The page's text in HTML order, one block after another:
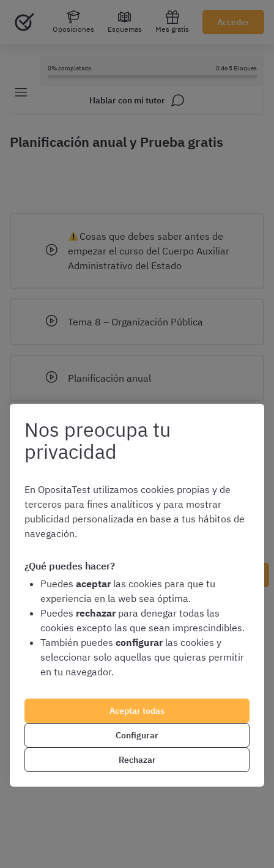
Oposiciones Esquemas Mes gratis
Acceder
0% completado 0 de 5 Bloques
Hablar con mi tutor
Planificación anual y Prueba gratis
Cosas que debes saber antes de
empezar el curso del Cuerpo Auxiliar
Administrativo del Estado
Tema 8 – Organización Pública
Planificación anual
Clases en directo
Videos formativos
Nos preocupa tu
privacidad
En OpositaTest utilizamos cookies propias y de
terceros para fines analíticos y para mostrar
publicidad personalizada en base a tus hábitos de
navegación.
¿Qué puedes hacer?
Puedes aceptar las cookies para que tu
experiencia en la web sea óptima.
Puedes rechazar para denegar todas las
cookies excepto las que sean imprescindibles.
También puedes configurar las cookies y
seleccionar solo aquellas que quieras permitir
en tu navegador.
Aceptar todas
Configurar
Rechazar